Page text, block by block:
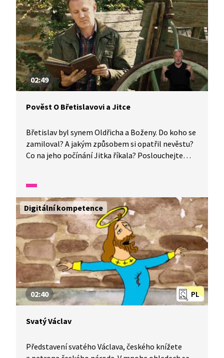
02:49
Pověst O Břetislavovi a Jitce
Břetislav byl synem Oldřicha a Boženy. Do koho se
zamiloval? A jakým způsobem si opatřil nevěstu?
Co na jeho počínání Jitka říkala? Poslouchejte
Digitální kompetence
PL
02:40
Svatý Václav
Představení svatého Václava, českého knížete